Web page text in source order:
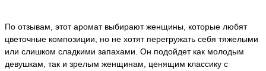
По отзывам, этот аромат выбирают женщины, которые любят
цветочные композиции, но не хотят перегружать себя тяжелыми
или слишком сладкими запахами. Он подойдет как молодым
девушкам, так и зрелым женщинам, ценящим классику с